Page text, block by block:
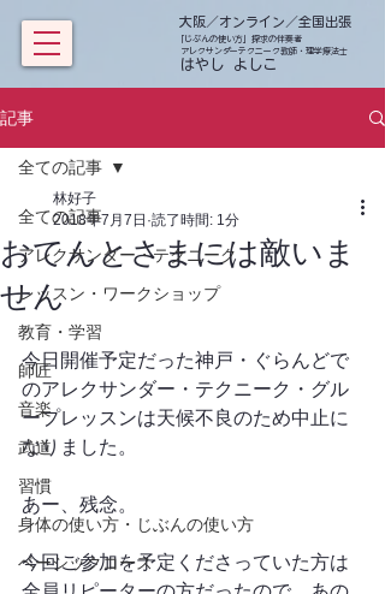
「じぶんの使い方」探求の伴奏者
アレクサンダーテクニーク教師・理学療法士
​ はやし よしこ
大阪／オンライン／全国出張
記事
全ての記事
アレクサンダー・テクニーク
レッスン・ワークショップ
教育・学習
師匠
音楽
武道
習慣
身体の使い方・じぶんの使い方
ベーシックコース
全ての記事
おてんとさまには敵いま
せん
林好子
2018年7月7日 読了時間: 1分
今日開催予定だった神戸・ぐらんどで
のアレクサンダー・テクニーク・グル
ープレッスンは天候不良のため中止に
なりました。
あー、残念。
今回ご参加を予定くださっていた方は